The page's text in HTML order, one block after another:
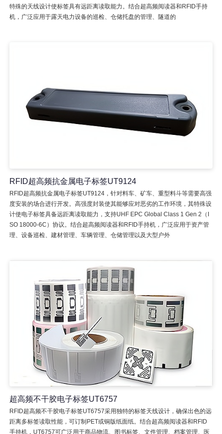
特殊的天线设计使标签具有远距离读取能力。结合超高频阅读器和RFID手持
机，广泛应用于露天电力设备的巡检、仓储托盘的管理、隧道的
RFID超高频抗金属电子标签UT9124
RFID超高频抗金属电子标签UT9124，针对料车、矿车、重型料斗等需要高强
度安装的场合进行开发。高强度封装使其能够应对恶劣的工作环境，其特殊设
计使电子标签具备远距离读取能力，支持UHF EPC Global Class 1 Gen 2（I
SO 18000-6C）协议。结合超高频阅读器和RFID手持机，广泛应用于资产管
理、设备巡检、建材管理、车辆管理、仓储管理以及大型户外
超高频不干胶电子标签UT6757
RFID超高频不干胶电子标签UT6757采用独特的标签天线设计，确保出色的远
距离多标签读取性能，可订制PET或铜版纸面纸。结合超高频阅读器和RFID
手持机，UT6757可广泛用于商品物流、图书标签、文件管理、档案管理、医